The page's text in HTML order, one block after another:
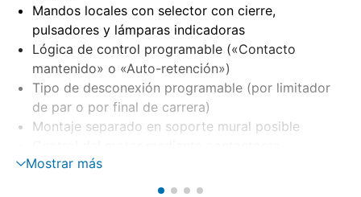
Mandos locales con selector con cierre,
pulsadores y lámparas indicadoras
Lógica de control programable («Contacto
mantenido» o «Auto-retención»)
Tipo de desconexión programable (por limitador
de par o por final de carrera)
Montaje separado en soporte mural posible
inversores o tiristores (opción)
Vigilancia de fase con corrección automática de
Mostrar más